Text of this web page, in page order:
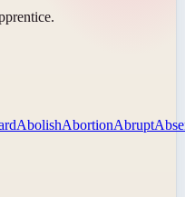
.
AbolishAbortionAbrupt